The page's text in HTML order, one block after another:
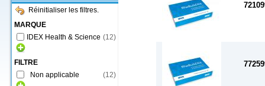
Réinitialiser les filtres.
MARQUE
IDEX Health & Science (12)
FILTRE
Non applicable
(12)